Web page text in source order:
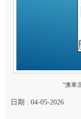
“澳車
日期 : 04-05-2026